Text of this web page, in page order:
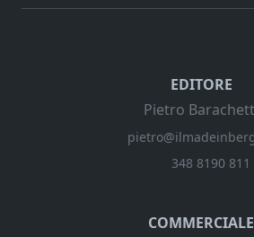
EDITORE
Pietro
348 8190 811
COMMERCIALE